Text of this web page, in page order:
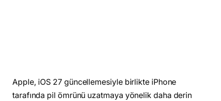
Apple, iOS 27 güncellemesiyle birlikte iPhone
tarafında pil ömrünü uzatmaya yönelik daha derin